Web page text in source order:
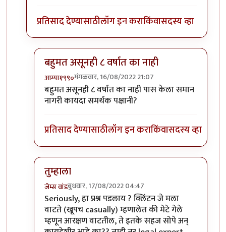
प्रतिसाद देण्यासाठीलॉग इन कराकिंवासदस्य व्हा
बहुमत असूनही ८ वर्षात का नाही
आग्या१९९०मंगळवार, 16/08/2022 21:07
In reply toएक कायदाच मुळात घटनासंमतbyसुबोध खरे
बहुमत असूनही ८ वर्षात का नाही पास केला समान
नागरी कायदा समर्थक पक्षानी?
प्रतिसाद देण्यासाठीलॉग इन कराकिंवासदस्य व्हा
तुम्हाला
जेम्स वांडबुधवार, 17/08/2022 04:47
In reply toएक कायदाच मुळात घटनासंमत
Seriously, हा प्रश्न पडलाय ? क्लिंटन जे मला
वाटते (खूपच casually) म्हणालेत की मेटे गेले
म्हणून आरक्षण वाटतील, ते इतके सहज सोपे अन्